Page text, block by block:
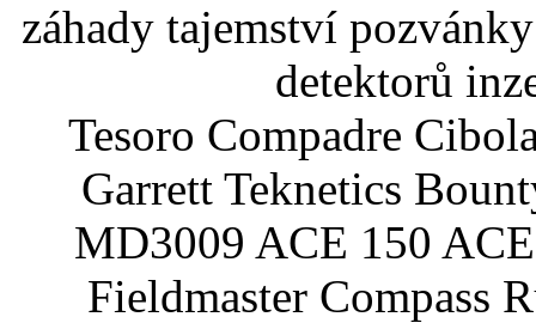
záhady tajemství
detektorů
Tesoro Compadre
Garrett Teknetics
MD3009 ACE 150
Fieldmaster Compass